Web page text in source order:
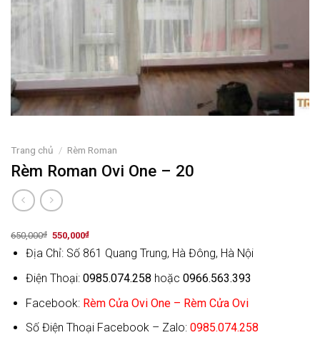
Trang chủ / Rèm Roman
Rèm Roman Ovi One – 20
650,000₫
Original
was:
550,000₫Current
is:
Địa Chỉ: Số 861 Quang Trung, Hà Đông, Hà Nội
Điện Thoại: 0985.074.258 hoặc 0966.563.393
Facebook: Rèm Cửa Ovi One – Rèm Cửa Ovi
Số Điện Thoại Facebook – Zalo: 0985.074.258